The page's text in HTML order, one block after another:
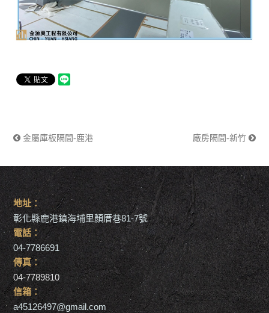
金屬庫板隔間-鹿港 廠房隔間-新竹
地址：
彰化縣鹿港鎮海埔里顏厝巷81-7號
電話：
04-7786691
傳真：
04-7789810
信箱：
a45126497@gmail.com